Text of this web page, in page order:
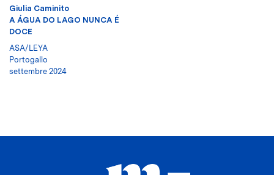
Giulia Caminito
A ÁGUA DO LAGO NUNCA É
DOCE
ASA/LEYA
Portogallo
settembre 2024